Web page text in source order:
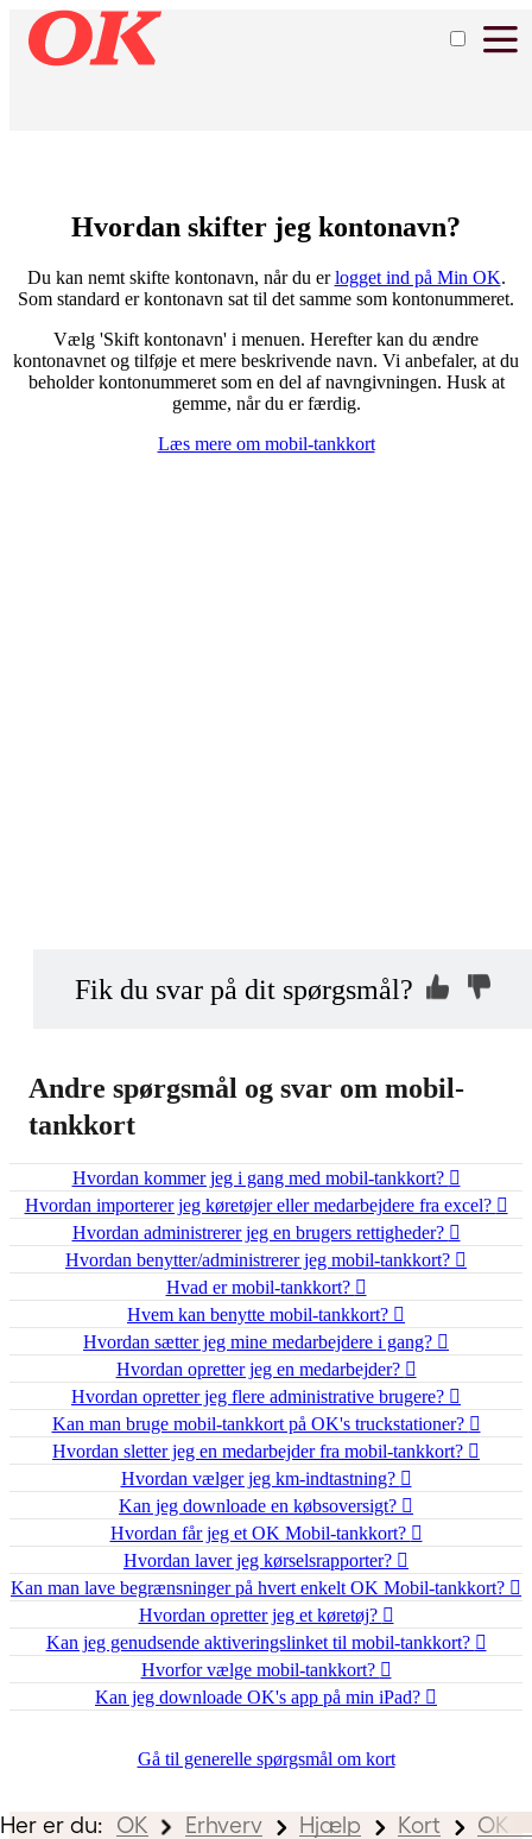
Hvordan skifter jeg kontonavn?
Du kan nemt skifte kontonavn, når du erlogget ind på Min OK.
Som standard er kontonavn sat til det samme som kontonummeret.
Vælg 'Skift kontonavn' i menuen. Herefter kan du ændre
kontonavnet og tilføje et mere beskrivende navn. Vi anbefaler, at du
beholder kontonummeret som en del af navngivningen. Husk at
gemme, når du er færdig.
Læs mere om mobil-tankkort
Fik du svar på dit spørgsmål?
Hvorfor ikke?
Kontakt os, så
vi kan hjælpe dig
Andre spørgsmål og svar om mobil-
tankkort
Hvordan kommer jeg i gang med mobil-tankkort?
Hvordan importerer jeg køretøjer eller medarbejdere fra excel?
Hvordan administrerer jeg en brugers rettigheder?
Hvordan benytter/administrerer jeg mobil-tankkort?
Hvad er mobil-tankkort?
Hvem kan benytte mobil-tankkort?
Hvordan sætter jeg mine medarbejdere i gang?
Hvordan opretter jeg en medarbejder?
Hvordan opretter jeg flere administrative brugere?
Kan man bruge mobil-tankkort på OK's truckstationer?
Hvordan sletter jeg en medarbejder fra mobil-tankkort?
Hvordan vælger jeg km-indtastning?
Kan jeg downloade en købsoversigt?
Hvordan får jeg et OK Mobil-tankkort?
Hvordan laver jeg kørselsrapporter?
Kan man lave begrænsninger på hvert enkelt OK Mobil-tankkort?
Hvordan opretter jeg et køretøj?
Kan jeg genudsende aktiveringslinket til mobil-tankkort?
Hvorfor vælge mobil-tankkort?
Kan jeg downloade OK's app på min iPad?
Gå til generelle spørgsmål om kort
Her er du: OK Erhverv Hjælp Kort OK